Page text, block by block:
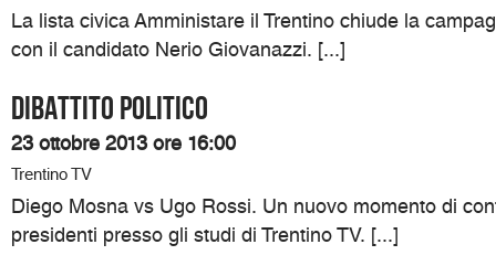
La lista civica Amministare il Trentino chiude la
con il candidato Nerio Giovanazzi. [...]
Dibattito politico
23 ottobre 2013 ore 16:00
Trentino TV
Diego Mosna vs Ugo Rossi. Un nuovo momento di
presidenti presso gli studi di Trentino TV. [...]